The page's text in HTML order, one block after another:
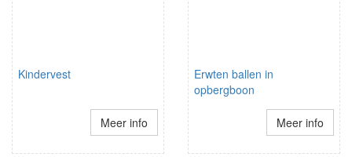
Kindervest
Meer info
Erwten ballen in
opbergboon
Meer info